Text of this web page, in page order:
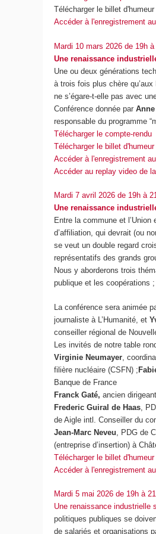
Télécharger le billet d'humeur
Accéder à l'enregistrement
Mardi 10 mars 2026 de 19h à
Une renaissance
Une ou deux générations
à trois fois plus chère
ne s’égare-t-elle pas avec
Conférence donnée par
responsable du programme
Télécharger le compte-rendu
Télécharger le billet d'humeur
Accéder à l'enregistrement
Accéder au replay video de
Mardi 7 avril 2026 de 19h à
Une renaissance
Entre la commune et
d’affiliation, qui devrait (ou
se veut un double regard
représentatifs des grands
Nous y aborderons trois
publique et les coopérations
La conférence sera animée
journaliste à L’Humanité , et
conseiller régional de
Les invités de notre table
Virginie Neumayer ,
filière nucléaire (CSFN) ;
Banque de France
Franck Gaté,ancien
Frederic Guiral de Haas ,
de Aigle intl. Conseiller du
Jean-Marc Neveu , PDG de
(entreprise d’insertion) à
Télécharger le billet d'humeur
Accéder à l'enregistrement
Mardi 5 mai 2026 de 19h à
Une renaissance industrielle
politiques publiques se
de salariés et organisations